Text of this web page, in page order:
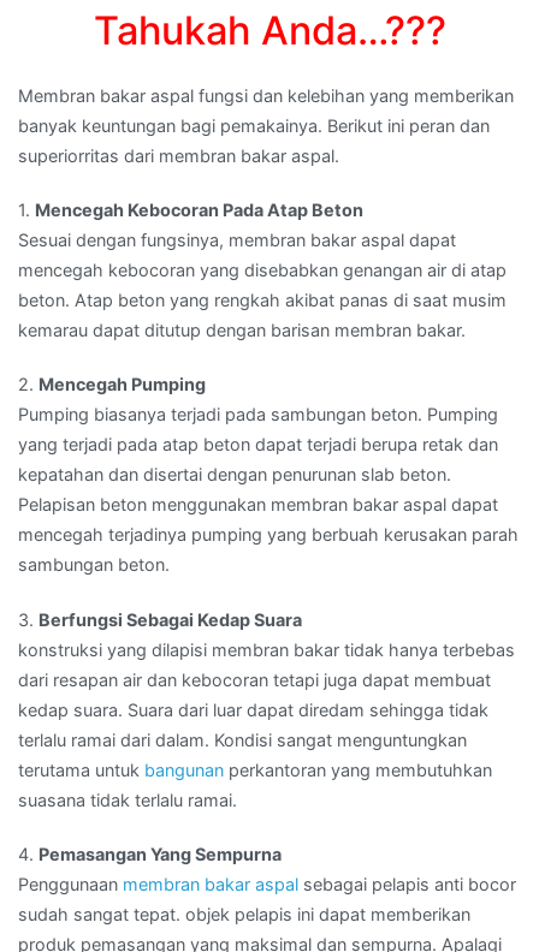
Tahukah Anda…???
Membran bakar aspal fungsi dan kelebihan yang memberikan
banyak keuntungan bagi pemakainya. Berikut ini peran dan
superiorritas dari membran bakar aspal.
1. Mencegah Kebocoran Pada Atap Beton
Sesuai dengan fungsinya, membran bakar aspal dapat
mencegah kebocoran yang disebabkan genangan air di atap
beton. Atap beton yang rengkah akibat panas di saat musim
kemarau dapat ditutup dengan barisan membran bakar.
2. Mencegah Pumping
Pumping biasanya terjadi pada sambungan beton. Pumping
yang terjadi pada atap beton dapat terjadi berupa retak dan
kepatahan dan disertai dengan penurunan slab beton.
Pelapisan beton menggunakan membran bakar aspal dapat
mencegah terjadinya pumping yang berbuah kerusakan parah
sambungan beton.
3. Berfungsi Sebagai Kedap Suara
konstruksi yang dilapisi membran bakar tidak hanya terbebas
dari resapan air dan kebocoran tetapi juga dapat membuat
kedap suara. Suara dari luar dapat diredam sehingga tidak
terlalu ramai dari dalam. Kondisi sangat menguntungkan
terutama untuk bangunan perkantoran yang membutuhkan
suasana tidak terlalu ramai.
4. Pemasangan Yang Sempurna
Penggunaan membran bakar aspal sebagai pelapis anti bocor
sudah sangat tepat. objek pelapis ini dapat memberikan
produk pemasangan yang maksimal dan sempurna. Apalagi